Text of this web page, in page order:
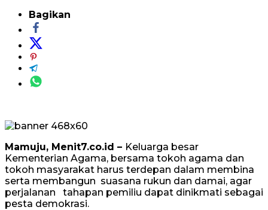
Bagikan
Mamuju, Menit7.co.id – Keluarga besar
Kementerian Agama, bersama tokoh agama dan
tokoh masyarakat harus terdepan dalam membina
serta membangun suasana rukun dan damai, agar
perjalanan tahapan pemiliu dapat dinikmati sebagai
pesta demokrasi.